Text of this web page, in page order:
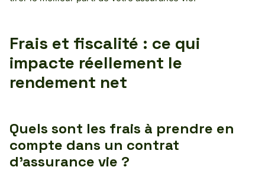
Frais et fiscalité : ce qui
impacte réellement le
rendement net
Quels sont les frais à prendre en
compte dans un contrat
d’assurance vie ?